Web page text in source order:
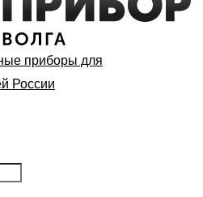
приборы для
России